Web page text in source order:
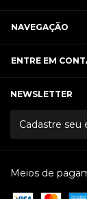
NAVEGAÇÃO
ENTRE EM
NEWSLETTER
Meios de